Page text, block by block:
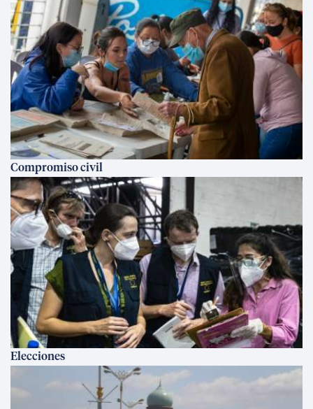
Compromiso civil
Elecciones